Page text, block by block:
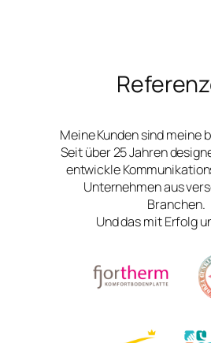
Meine Kunden sind meine
Seit über 25 Jahren
entwickle
Unternehmen aus
Branchen.
Und das mit Erfolg